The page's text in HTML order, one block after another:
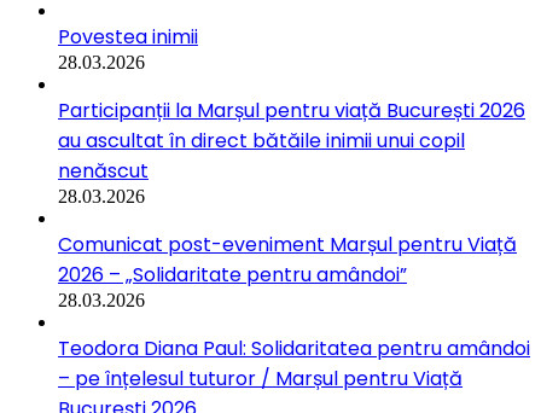
Povestea inimii
28.03.2026
Participanții la Marșul pentru viață București 2026
au ascultat în direct bătăile inimii unui copil
nenăscut
28.03.2026
Comunicat post-eveniment Marșul pentru Viață
2026 – „Solidaritate pentru amândoi”
28.03.2026
Teodora Diana Paul: Solidaritatea pentru amândoi
– pe înțelesul tuturor / Marșul pentru Viață